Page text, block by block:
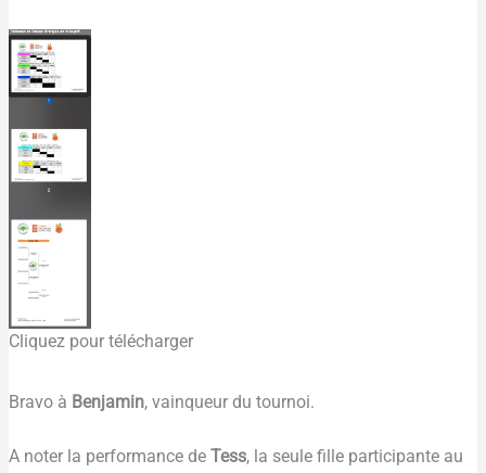
Cliquez pour télécharger
Bravo à Benjamin, vainqueur du tournoi.
A noter la performance deTess, la seule fille participante au